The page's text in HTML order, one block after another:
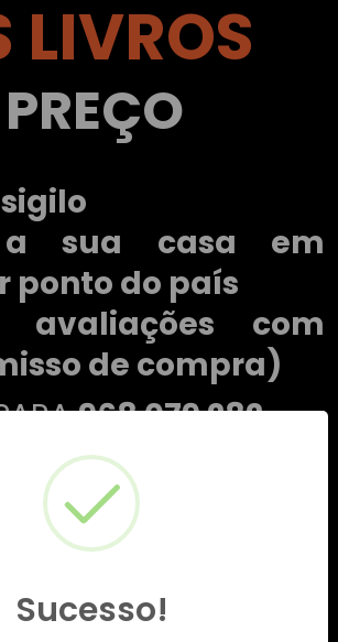
LIVROS
a sua casa em
ponto do país
avaliações com
de compra)
968 079 282
Sucesso!